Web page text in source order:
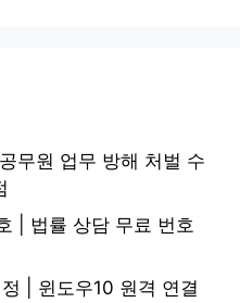
무원 업무 방해 처벌 수
| 법률 상담 무료 번호
| 윈도우10 원격 연결